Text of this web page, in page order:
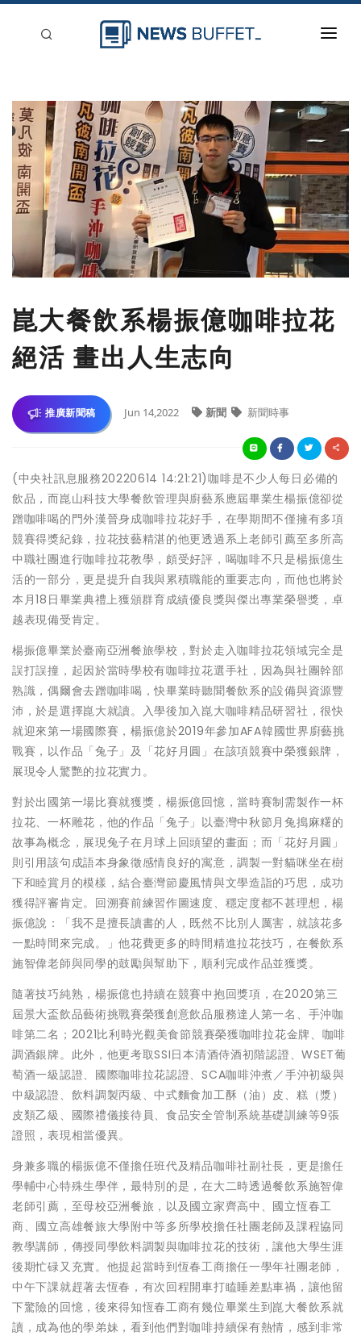
新聞稿分類
登入
刊登
崑大餐飲系楊振億咖啡拉花
絕活 畫出人生志向
推廣新聞稿 Jun 14,2022 新聞 新聞時事
(中央社訊息服務20220614 14:21:21)咖啡是不少人每日必備的
飲品，而崑山科技大學餐飲管理與廚藝系應屆畢業生楊振億卻從
蹭咖啡喝的門外漢晉身成咖啡拉花好手，在學期間不僅擁有多項
競賽得獎紀錄，拉花技藝精湛的他更透過系上老師引薦至多所高
中職社團進行咖啡拉花教學，頗受好評，喝咖啡不只是楊振億生
活的一部分，更是提升自我與累積職能的重要志向，而他也將於
本月18日畢業典禮上獲頒群育成績優良獎與傑出專業榮譽獎，卓
越表現備受肯定。
楊振億畢業於臺南亞洲餐旅學校，對於走入咖啡拉花領域完全是
誤打誤撞，起因於當時學校有咖啡拉花選手社，因為與社團幹部
熟識，偶爾會去蹭咖啡喝，快畢業時聽聞餐飲系的設備與資源豐
沛，於是選擇崑大就讀。入學後加入崑大咖啡精品研習社，很快
就迎來第一場國際賽，楊振億於2019年參加AFA韓國世界廚藝挑
戰賽，以作品「兔子」及「花好月圓」在該項競賽中榮獲銀牌，
展現令人驚艷的拉花實力。
對於出國第一場比賽就獲獎，楊振億回憶，當時賽制需製作一杯
拉花、一杯雕花，他的作品「兔子」以臺灣中秋節月兔搗麻糬的
故事為概念，展現兔子在月球上回頭望的畫面；而「花好月圓」
則引用該句成語本身象徵感情良好的寓意，調製一對貓咪坐在樹
下和睦賞月的模樣，結合臺灣節慶風情與文學造詣的巧思，成功
獲得評審肯定。回溯賽前練習作圖速度、穩定度都不甚理想，楊
振億說：「我不是擅長讀書的人，既然不比別人厲害，就該花多
一點時間來完成。」他花費更多的時間精進拉花技巧，在餐飲系
施智偉老師與同學的鼓勵與幫助下，順利完成作品並獲獎。
隨著技巧純熟，楊振億也持續在競賽中抱回獎項，在2020第三
屆景大盃飲品藝術挑戰賽榮獲創意飲品服務達人第一名、手沖咖
啡第二名；2021比利時光觀美食節競賽榮獲咖啡拉花金牌、咖啡
調酒銀牌。此外，他更考取SSI日本清酒侍酒初階認證、WSET葡
萄酒一級認證、國際咖啡拉花認證、SCA咖啡沖煮／手沖初級與
中級認證、飲料調製丙級、中式麵食加工酥（油）皮、糕（漿）
皮類乙級、國際禮儀接待員、食品安全管制系統基礎訓練等9張
證照，表現相當優異。
身兼多職的楊振億不僅擔任班代及精品咖啡社副社長，更是擔任
學輔中心特殊生學伴，最特別的是，在大二時透過餐飲系施智偉
老師引薦，至母校亞洲餐旅，以及國立家齊高中、國立恆春工
商、國立高雄餐旅大學附中等多所學校擔任社團老師及課程協同
教學講師，傳授同學飲料調製與咖啡拉花的技術，讓他大學生涯
後期忙碌又充實。他提起當時到恆春工商擔任一學年社團老師，
中午下課就趕著去恆春，有次回程開車打瞌睡差點車禍，讓他留
下驚險的回憶，後來得知恆春工商有幾位畢業生到崑大餐飲系就
讀，成為他的學弟妹，看到他們對咖啡持續保有熱情，感到非常